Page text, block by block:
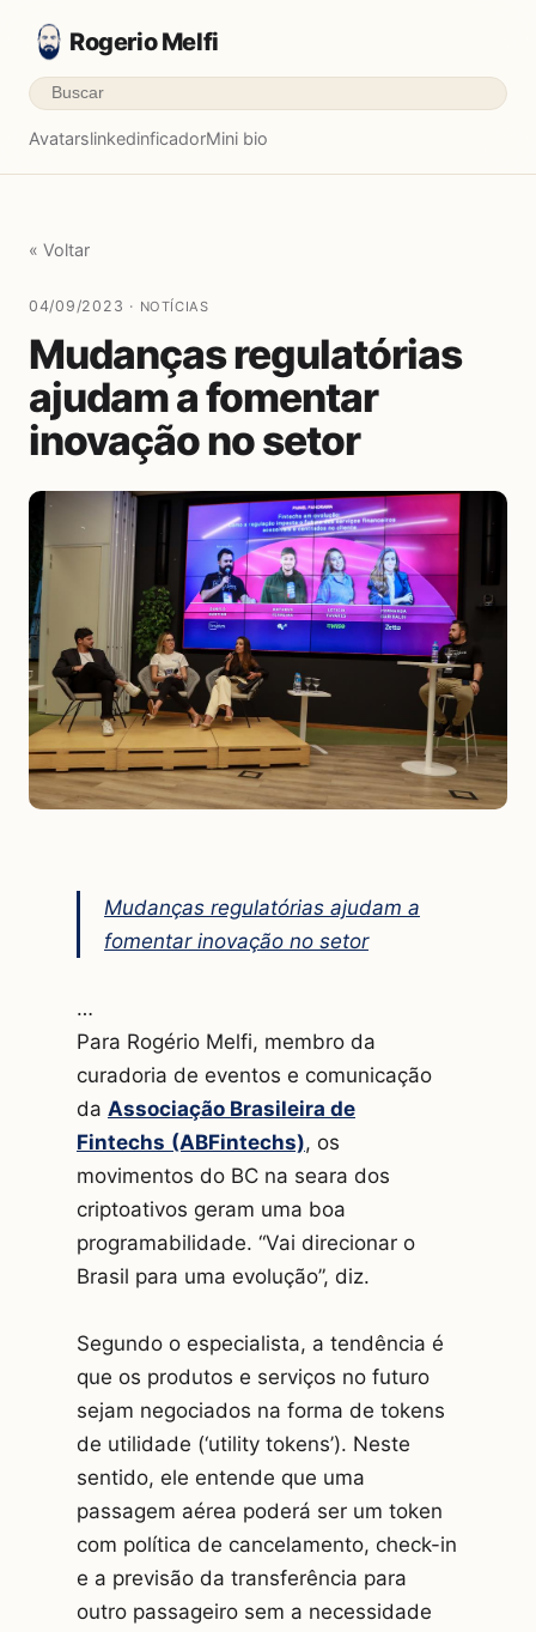
Rogerio Melfi
AvatarslinkedinficadorMini bio
« Voltar
04/09/2023 · NOTÍCIAS
Mudanças regulatórias
ajudam a fomentar
inovação no setor
Mudanças regulatórias ajudam a
fomentar inovação no setor
…
Para Rogério Melfi, membro da
curadoria de eventos e comunicação
da Associação Brasileira de
Fintechs (ABFintechs), os
movimentos do BC na seara dos
criptoativos geram uma boa
programabilidade. “Vai direcionar o
Brasil para uma evolução”, diz.
Segundo o especialista, a tendência é
que os produtos e serviços no futuro
sejam negociados na forma de tokens
de utilidade (‘utility tokens’). Neste
sentido, ele entende que uma
passagem aérea poderá ser um token
com política de cancelamento, check-in
e a previsão da transferência para
outro passageiro sem a necessidade